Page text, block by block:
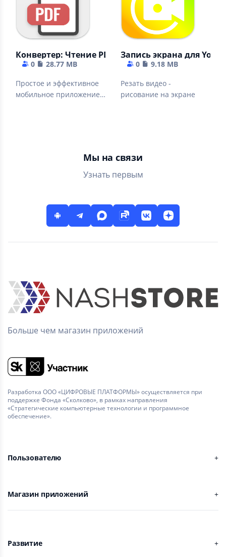
Конвертер: Чтение PDF - Просмотр книг
0
28.77 MB
Простое и эффективное
мобильное приложение
Запись экрана для
0
9.18 MB
Резать видео -
рисование на экране
Мы на связи
Узнать первым
Больше чем магазин приложений
Разработка ООО «ЦИФРОВЫЕ ПЛАТФОРМЫ» осуществляется при
поддержке Фонда «Сколково», в рамках направления
«Стратегические компьютерные технологии и программное
обеспечение».
Пользователю
Магазин приложений
Развитие